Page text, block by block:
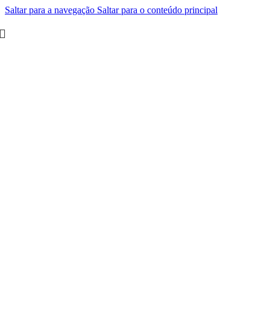
Saltar para a navegação Saltar para o conteúdo principal